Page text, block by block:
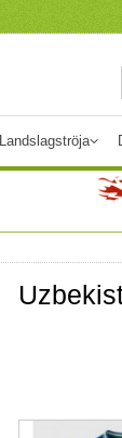
Landslagströja